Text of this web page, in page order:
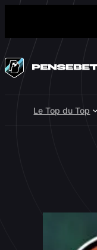
au
contenu
Le Top du Top